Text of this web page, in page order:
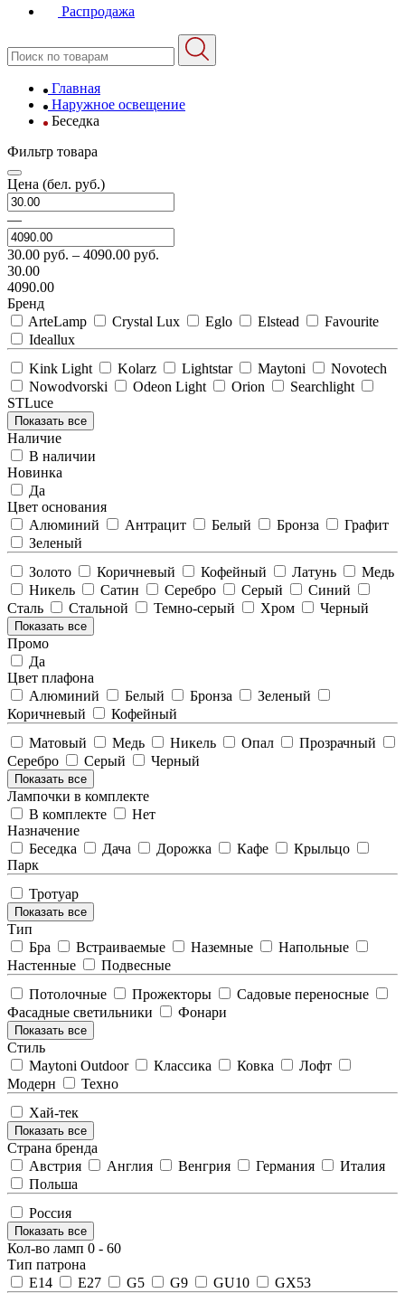
Распродажа
Главная
Наружное освещение
Беседка
Фильтр товара
Цена (бел. руб.)
—
30.00 руб. – 4090.00 руб.
30.00
4090.00
Бренд
ArteLamp
Crystal Lux Eglo Elstead
Favourite
Ideallux
Kink Light
Kolarz Lightstar Maytoni
Novotech
Nowodvorski
Odeon Light Orion
Searchlight
STLuce
Показать все
Наличие
В наличии
Новинка
Да
Цвет основания
Алюминий
Антрацит Белый Бронза
Графит
Зеленый
Золото
Коричневый Кофейный Латунь
Медь
Никель
Сатин Серебро Серый
Синий
Сталь
Стальной Темно-серый Хром Черный
Показать все
Промо
Да
Цвет плафона
Алюминий
Белый Бронза
Зеленый
Коричневый
Кофейный
Матовый
Медь Никель Опал
Прозрачный
Серебро
Серый Черный
Показать все
Лампочки в комплекте
В комплекте
Нет
Назначение
Беседка
Дача Дорожка Кафе
Крыльцо
Парк
Тротуар
Показать все
Тип
Бра
Встраиваемые Наземные
Напольные
Настенные
Подвесные
Потолочные
Прожекторы
Садовые переносные
Фасадные светильники
Фонари
Показать все
Стиль
Maytoni Outdoor
Классика Ковка
Лофт
Модерн
Техно
Хай-тек
Показать все
Страна бренда
Австрия
Англия Венгрия Германия
Италия
Польша
Россия
Показать все
Кол-во ламп 0 - 60
Тип патрона
E14
E27 G5 G9 GU10 GX53